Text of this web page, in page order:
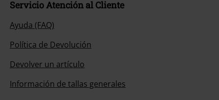
Servicio Atención al Cliente
Ayuda (FAQ)
Política de Devolución
Devolver un artículo
Información de tallas generales